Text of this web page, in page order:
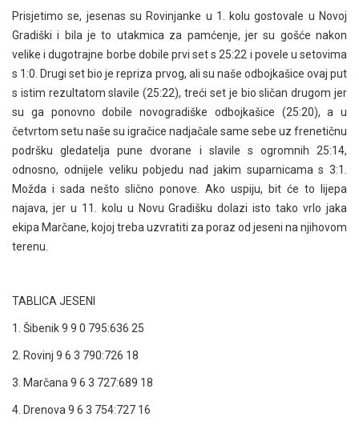
Prisjetimo se, jesenas su Rovinjanke u 1. kolu gostovale u Novoj
Gradiški i bila je to utakmica za pamćenje, jer su gošće nakon
velike i dugotrajne borbe dobile prvi set s 25:22 i povele u setovima
s 1:0. Drugi set bio je repriza prvog, ali su naše odbojkašice ovaj put
s istim rezultatom slavile (25:22), treći set je bio sličan drugom jer
su ga ponovno dobile novogradiške odbojkašice (25:20), a u
četvrtom setu naše su igračice nadjačale same sebe uz frenetičnu
podršku gledatelja pune dvorane i slavile s ogromnih 25:14,
odnosno, odnijele veliku pobjedu nad jakim suparnicama s 3:1.
Možda i sada nešto slično ponove. Ako uspiju, bit će to lijepa
najava, jer u 11. kolu u Novu Gradišku dolazi isto tako vrlo jaka
ekipa Marčane, kojoj treba uzvratiti za poraz od jeseni na njihovom
terenu.
TABLICA JESENI
1. Šibenik 9 9 0 795:636 25
2. Rovinj 9 6 3 790:726 18
3. Marčana 9 6 3 727:689 18
4. Drenova 9 6 3 754:727 16